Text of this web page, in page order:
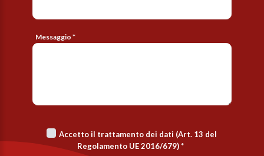
Messaggio *
Accetto il trattamento dei dati (Art. 13 del
Regolamento UE 2016/679)*